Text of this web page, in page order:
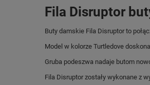
Fila Disruptor
Buty damskie Fila Disruptor to
Model w kolorze Turtledove
Gruba podeszwa nadaje butom
Fila Disruptor zostały wykonane z